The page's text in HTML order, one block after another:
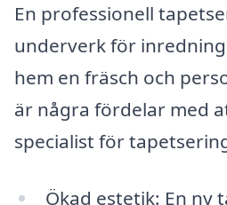
En professionell
underverk för
hem en fräsch och
är några fördelar med
specialist för
Ökad estetik: En ny